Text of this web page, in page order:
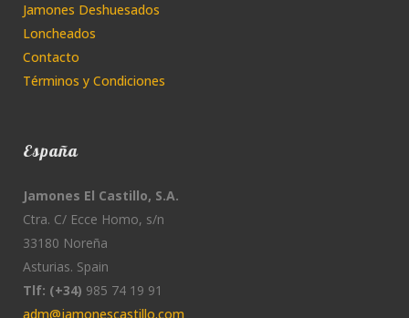
Jamones Deshuesados
Loncheados
Contacto
Términos y Condiciones
España
Jamones El Castillo, S.A.
Ctra. C/ Ecce Homo, s/n
33180 Noreña
Asturias. Spain
Tlf: (+34) 985 74 19 91
adm@jamonescastillo.com